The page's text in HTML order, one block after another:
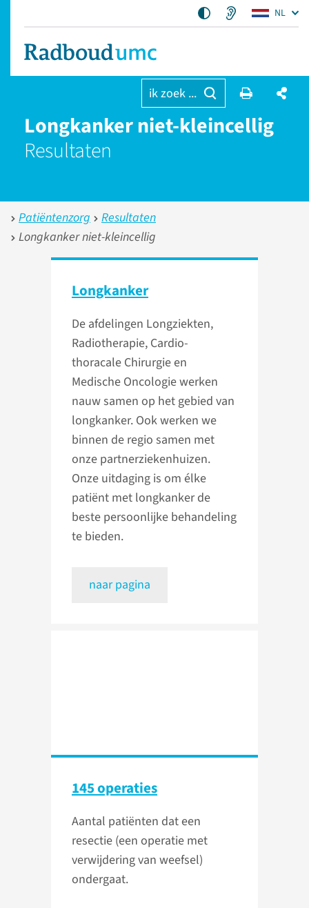
NL
ik zoek ...
Longkanker niet-kleincellig
Resultaten
Patiëntenzorg
Resultaten
Longkanker niet-kleincellig
Longkanker
De afdelingen Longziekten,
Radiotherapie, Cardio-
thoracale Chirurgie en
Medische Oncologie werken
nauw samen op het gebied van
longkanker. Ook werken we
binnen de regio samen met
onze partnerziekenhuizen.
Onze uitdaging is om élke
patiënt met longkanker de
beste persoonlijke behandeling
te bieden.
naar pagina
145 operaties
Aantal patiënten dat een
resectie (een operatie met
verwijdering van weefsel)
ondergaat.